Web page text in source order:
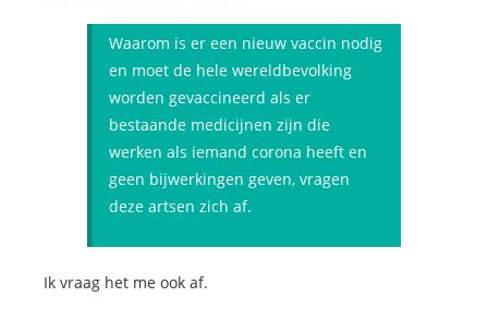
Waarom is er een nieuw vaccin nodig
en moet de hele wereldbevolking
worden gevaccineerd als er
bestaande medicijnen zijn die
werken als iemand corona heeft en
geen bijwerkingen geven, vragen
deze artsen zich af.
Ik vraag het me ook af.